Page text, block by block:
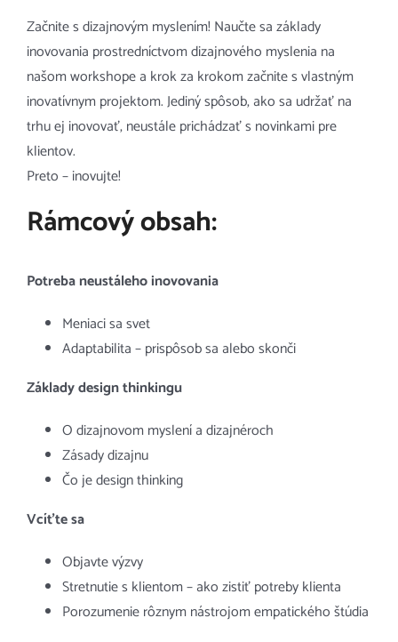
Začnite s dizajnovým myslením! Naučte sa základy
inovovania prostredníctvom dizajnového myslenia na
našom workshope a krok za krokom začnite s vlastným
inovatívnym projektom. Jediný spôsob, ako sa udržať na
trhu ej inovovať, neustále prichádzať s novinkami pre
klientov.
Preto – inovujte!
Rámcový obsah:
Potreba neustáleho inovovania
Meniaci sa svet
Adaptabilita – prispôsob sa alebo skonči
Základy design thinkingu
O dizajnovom myslení a dizajnéroch
Zásady dizajnu
Čo je design thinking
Vcíťte sa
Objavte výzvy
Stretnutie s klientom – ako zistiť potreby klienta
Porozumenie rôznym nástrojom empatického štúdia